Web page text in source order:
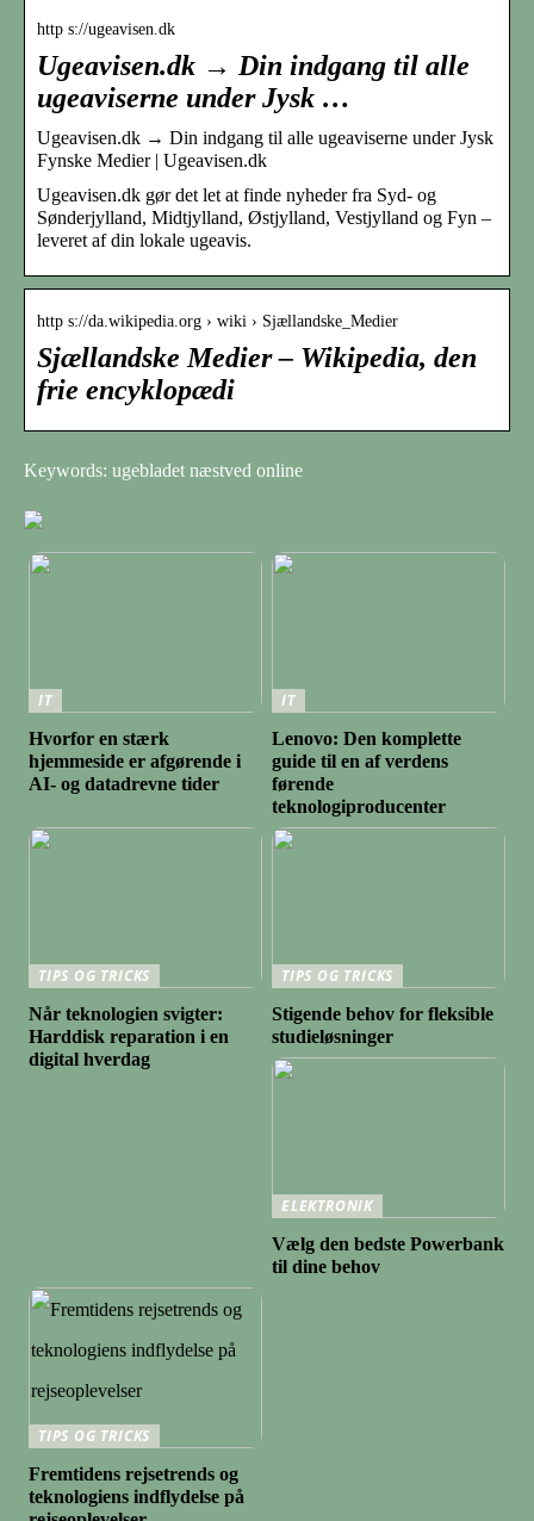
http s://ugeavisen.dk
Ugeavisen.dk → Din indgang til alle
ugeaviserne under Jysk …
Ugeavisen.dk → Din indgang til alle ugeaviserne under Jysk
Fynske Medier | Ugeavisen.dk
Ugeavisen.dk gør det let at finde nyheder fra Syd- og
Sønderjylland, Midtjylland, Østjylland, Vestjylland og Fyn –
leveret af din lokale ugeavis.
http s://da.wikipedia.org › wiki › Sjællandske_Medier
Sjællandske Medier – Wikipedia, den
frie encyklopædi
Keywords: ugebladet næstved online
IT
Hvorfor en stærk
hjemmeside er afgørende i
AI- og datadrevne tider
IT
Lenovo: Den komplette
guide til en af verdens
førende
teknologiproducenter
TIPS OG TRICKS
Når teknologien svigter:
Harddisk reparation i en
digital hverdag
TIPS OG TRICKS
Stigende behov for fleksible
studieløsninger
ELEKTRONIK
Vælg den bedste Powerbank
til dine behov
TIPS OG TRICKS
Fremtidens rejsetrends og
teknologiens indflydelse på